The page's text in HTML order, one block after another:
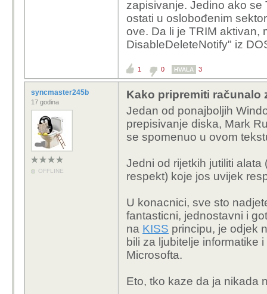
zapisivanje. Jedino ako se
ostati u oslobođenim
ove. Da li je TRIM aktivan,
DisableDeleteNotify" iz
1 0 HVALA 3
syncmaster245b
17 godina
OFFLINE
Kako pripremiti računalo
Jedan od ponajboljih
prepisivanje diska, Mark
se spomenuo u ovom
Jedni od rijetkih jutiliti
respekt) koje jos uvijek
U konacnici, sve sto
fantasticni, jednostavni i
na KISS principu, je odjek
bili za ljubitelje informatike
Microsofta.
Eto, tko kaze da ja nikada